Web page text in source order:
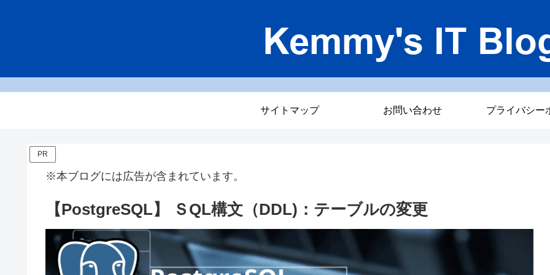
サイトマップ お問い合わせ プライバシー
PR
※本ブログには広告が含まれています。
【PostgreSQL】 ＳQL構文（DDL)：テーブルの変更